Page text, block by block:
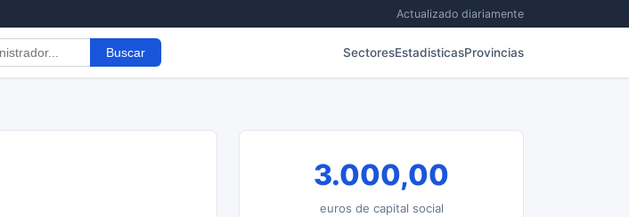
Actualizado diariamente
Buscar SectoresEstadisticasProvincias
3.000,00
euros de capital social